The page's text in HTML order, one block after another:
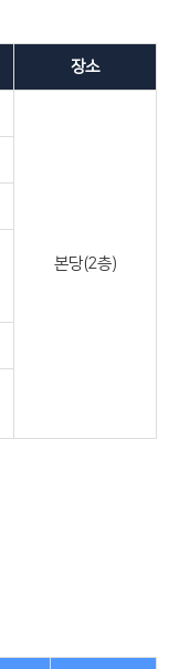
장소
본당(2층)